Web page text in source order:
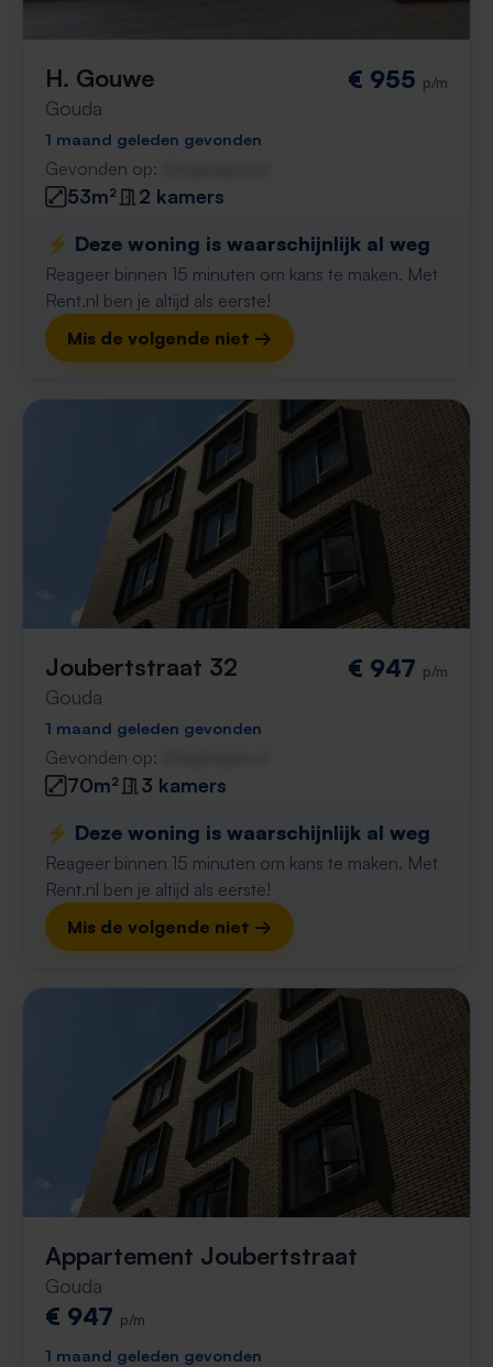
H. Gouwe
Gouda
€ 955 p/m
1 maand geleden gevonden
Gevonden op:
53m²
2 kamers
⚡️ Deze woning is waarschijnlijk al weg
Reageer binnen 15 minuten om kans te maken. Met
Rent.nl ben je altijd als eerste!
Mis de volgende niet →
Joubertstraat 32
Gouda
€ 947 p/m
1 maand geleden gevonden
Gevonden op:
70m²
3 kamers
⚡️ Deze woning is waarschijnlijk al weg
Reageer binnen 15 minuten om kans te maken. Met
Rent.nl ben je altijd als eerste!
Mis de volgende niet →
Appartement Joubertstraat
Gouda
€ 947 p/m
1 maand geleden gevonden